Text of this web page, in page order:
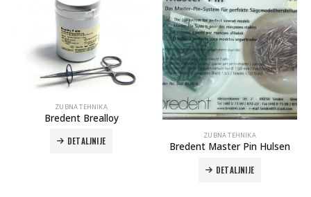
ZUBNA TEHNIKA
Bredent Brealloy
DETALJNIJE
ZUBNA TEHNIKA
Bredent Master Pin Hulsen
DETALJNIJE